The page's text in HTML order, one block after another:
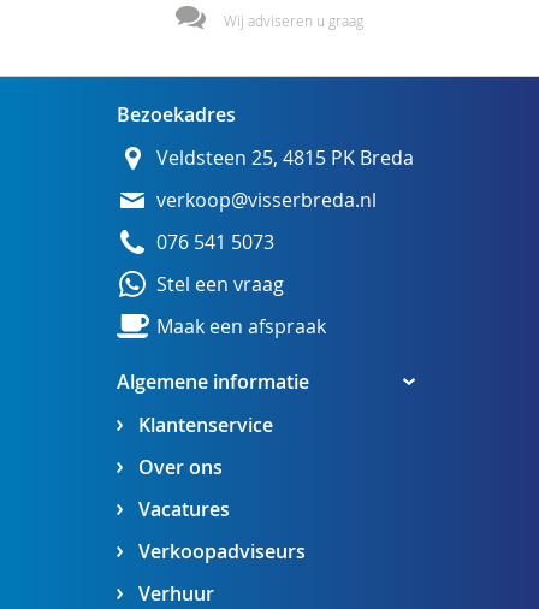
Wij adviseren u graag
Algemene informatie
Klantenservice
Over ons
Vacatures
Verkoopadviseurs
Verhuur
Bezoekadres
Veldsteen 25, 4815 PK Breda
verkoop@visserbreda.nl
076 541 5073
Stel een vraag
Maak een afspraak